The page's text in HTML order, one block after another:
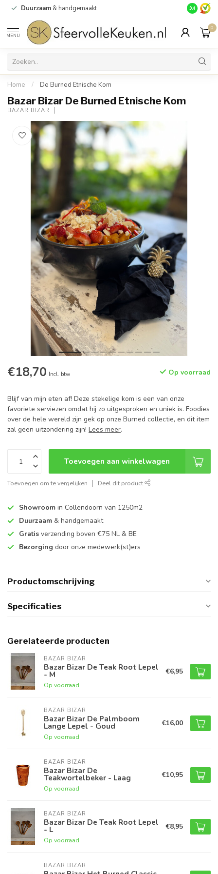
Duurzaam & handgemaakt Gratis
9.4
MENU
0
Home / De Burned Etnische Kom
Bazar Bizar De Burned Etnische Kom
BAZAR BIZAR
€18,70 Incl. btw Op voorraad
Blijf van mijn eten af! Deze stekelige kom is een van onze
favoriete serviezen omdat hij zo uitgesproken en uniek is. Foodies
over de hele wereld zijn gek op onze Burned collectie, en dit item
zal geen uitzondering zijn! Lees meer.
Toevoegen aan winkelwagen
Toevoegen om te vergelijken Deel dit product
Showroom in Collendoorn van 1250m2
Duurzaam & handgemaakt
Gratis verzending boven €75 NL & BE
Bezorging door onze medewerk(st)ers
Productomschrijving
Specificaties
Gerelateerde producten
BAZAR BIZAR
Bazar Bizar De Teak Root Lepel
- M
Op voorraad
€6,95
BAZAR BIZAR
Bazar Bizar De Palmboom
Lange Lepel - Goud
Op voorraad
€16,00
BAZAR BIZAR
Bazar Bizar De
Teakwortelbeker - Laag
Op voorraad
€10,95
BAZAR BIZAR
Bazar Bizar De Teak Root Lepel
- L
Op voorraad
€8,95
BAZAR BIZAR